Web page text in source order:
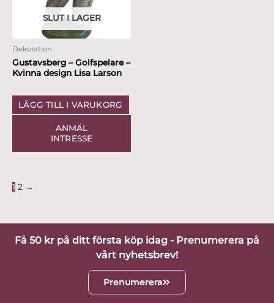
SLUT I LAGER
Dekoration
Gustavsberg – Golfspelare –
Kvinna design Lisa Larson
LÄGG TILL I VARUKORG
ANMÄL
INTRESSE
1 2 →
Få 50 kr på ditt första köp idag - Prenumerera på
vårt nyhetsbrev!
Prenumerera